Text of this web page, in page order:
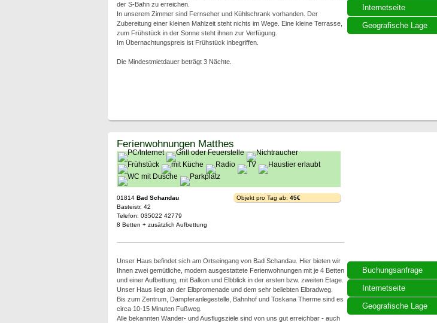
Internetseite
Geografische Lage
der S-Bahn zu erreichen.
In unserem Zimmer sind Fernseher und Kühlschrank vorhanden. Der
Zubereitung einer kleinen Mahlzeit steht nichts im Wege. Eine kleine Terrasse,
zum Frühstück in der Sonne steht ihnen zur Verfügung.
Im Übernachtungspreis ist Frühstück inbegriffen.
Die Mindestmietdauer beträgt 3 Nächte.
Buchungsanfrage
Internetseite
Geografische Lage
Ferienwohnungen Matthes
01814 Bad Schandau
Basteistr. 42
Telefon: 035022 42779
8 Betten + zusätzlich Aufbettung
Objekt pro Tag ab: 45€
Unser Haus befindet sich am Ortseingang von Bad Schandau. Hier bieten wir
Ihnen zwei gemütliche, modern ausgestattete Ferienwohnungen mit je 4 Betten
und einer Aufbettung, mit Balkon und Elbblick in der ersten bzw. zweiten Etage.
Unser Haus liegt an der Elbpromenade und dem sehr beliebten Elbradweg.
Bis zum Zentrum, Dampferanlegestelle, Bahnhof und Toskana Therme sind es
circa 10-15 Minuten Fußweg.
Alle bekannten Wander- und Ausflugsziele sind von uns gut erreichbar - auch